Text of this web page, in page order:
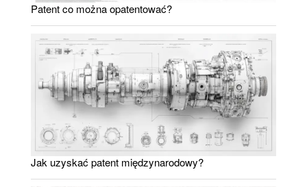
Patent co można opatentować?
Jak uzyskać patent międzynarodowy?